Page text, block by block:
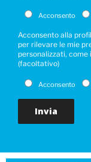
Acconsento
Acconsento alla
per rilevare le mie
personalizzati, come
(facoltativo)
Acconsento